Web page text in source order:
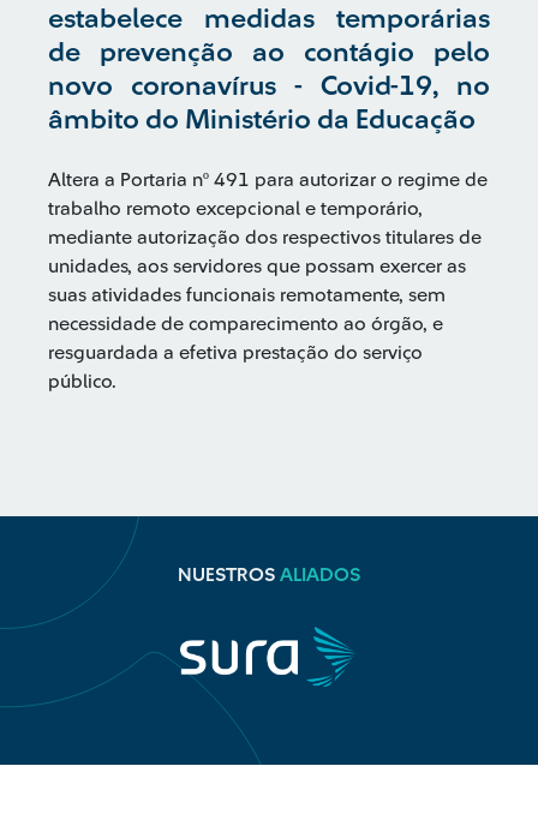
estabelece medidas temporárias
de prevenção ao contágio pelo
novo coronavírus - Covid-19, no
âmbito do Ministério da Educação
Altera a Portaria nº 491 para autorizar o regime de
trabalho remoto excepcional e temporário,
mediante autorização dos respectivos titulares de
unidades, aos servidores que possam exercer as
suas atividades funcionais remotamente, sem
necessidade de comparecimento ao órgão, e
resguardada a efetiva prestação do serviço
público.
NUESTROS ALIADOS